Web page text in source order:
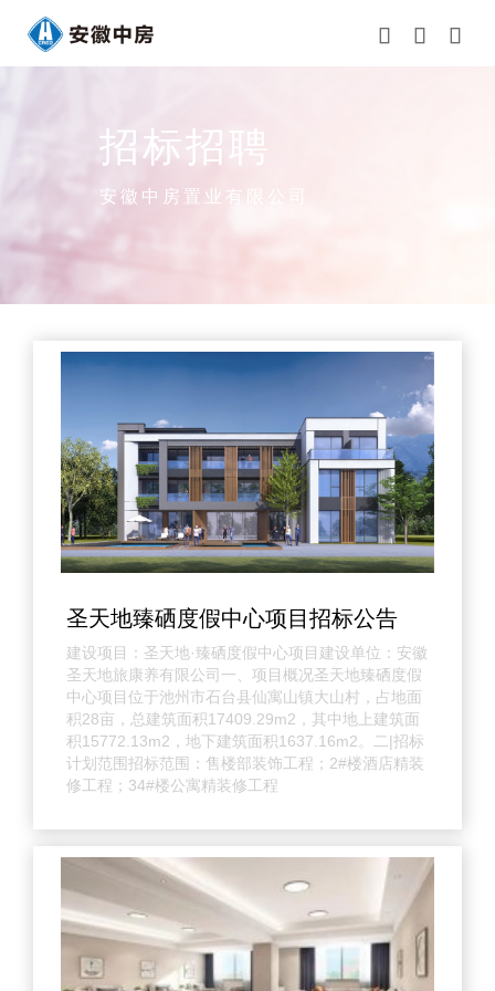
  
招标招聘
安徽中房置业有限公司
圣天地臻硒度假中心项目招标公告
建设项目：圣天地·臻硒度假中心项目建设单位：安徽
圣天地旅康养有限公司一、项目概况圣天地臻硒度假
中心项目位于池州市石台县仙寓山镇大山村，占地面
积28亩，总建筑面积17409.29m2，其中地上建筑面
积15772.13m2，地下建筑面积1637.16m2。二|招标
计划范围招标范围：售楼部装饰工程；2#楼酒店精装
修工程；34#楼公寓精装修工程